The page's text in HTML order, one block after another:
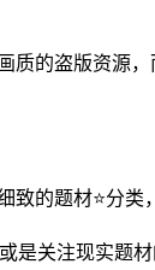
质的盗版资源
的题材⭐分类
关注现实题材